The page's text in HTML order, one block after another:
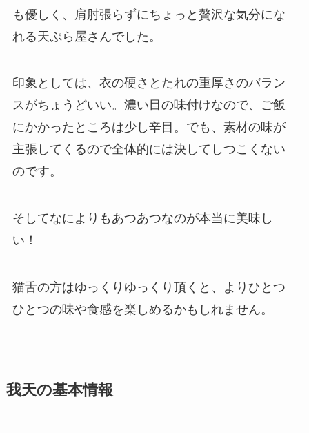
も優しく、肩肘張らずにちょっと贅沢な気分にな
れる天ぷら屋さんでした。
印象としては、衣の硬さとたれの重厚さのバラン
スがちょうどいい。濃い目の味付けなので、ご飯
にかかったところは少し辛目。でも、素材の味が
主張してくるので全体的には決してしつこくない
のです。
そしてなによりもあつあつなのが本当に美味し
い！
猫舌の方はゆっくりゆっくり頂くと、よりひとつ
ひとつの味や食感を楽しめるかもしれません。
我天の基本情報